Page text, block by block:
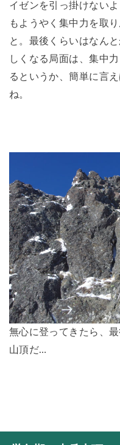
イゼンを引っ掛けない
もようやく集中力を取
と。最後くらいはなん
しくなる局面は、集中
るというか、簡単に言
ね。
無心に登ってきたら、
山頂だ…